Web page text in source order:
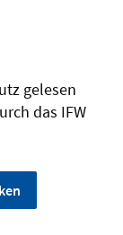
gelesen
das IFW